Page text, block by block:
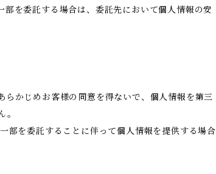
を委託する場合は、委託先において個人情報の安
かじめお客様の同意を得ないで、個人情報を第三
。
部を委託することに伴って個人情報を提供する場合